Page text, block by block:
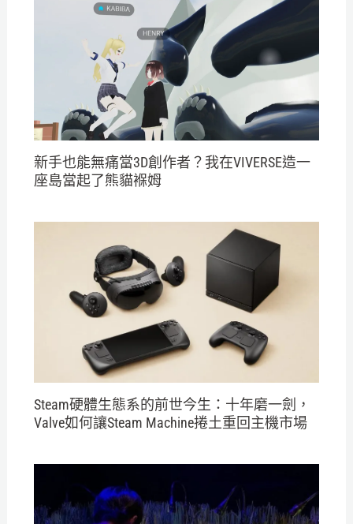
新手也能無痛當3D創作者？我在VIVERSE造一
座島當起了熊貓褓姆
Steam硬體生態系的前世今生：十年磨一劍，
Valve如何讓Steam Machine捲土重回主機市場